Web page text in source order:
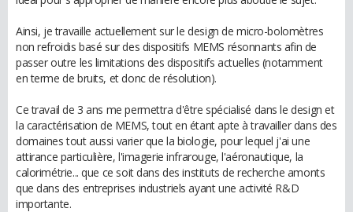
Ainsi, je travaille actuellement sur le design de micro-bolomètres
non refroidis basé sur des dispositifs MEMS résonnants afin de
passer outre les limitations des dispositifs actuelles (notamment
en terme de bruits, et donc de résolution).
Ce travail de 3 ans me permettra d'être spécialisé dans le design et
la caractérisation de MEMS, tout en étant apte à travailler dans des
domaines tout aussi varier que la biologie, pour lequel j'ai une
attirance particulière, l'imagerie infrarouge, l'aéronautique, la
calorimétrie... que ce soit dans des instituts de recherche amonts
que dans des entreprises industriels ayant une activité R&D
importante.